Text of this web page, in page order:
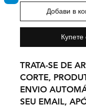
Добави в
Купете
TRATA-SE DE
CORTE,
ENVIO
SEU EMAIL,